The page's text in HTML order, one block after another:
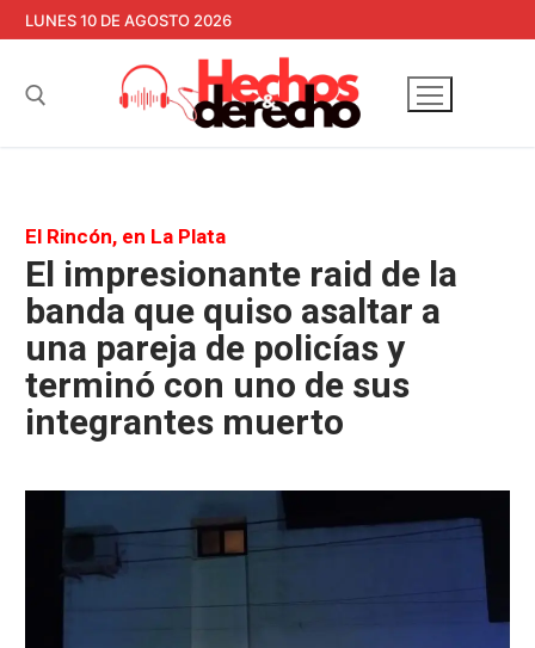
contenido
LUNES 10 DE AGOSTO 2026
El Rincón, en La Plata
El impresionante raid de la
banda que quiso asaltar a
una pareja de policías y
terminó con uno de sus
integrantes muerto